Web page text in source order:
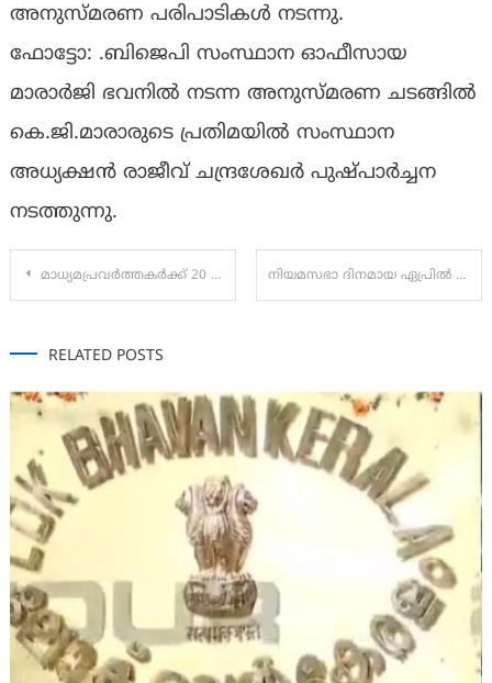
അനുസ്മരണ പരിപാടികൾ നടന്നു.
ഫോട്ടോ: .ബിജെപി സംസ്ഥാന ഓഫീസായ
മാരാർജി ഭവനിൽ നടന്ന അനുസ്മരണ ചടങ്ങിൽ
കെ.ജി.മാരാരുടെ പ്രതിമയിൽ സംസ്ഥാന
അധ്യക്ഷൻ രാജീവ് ചന്ദ്രശേഖർ പുഷ്പാർച്ചന
നടത്തുന്നു.
Post
മാധ്യമപ്രവർത്തകർക്ക് 20 ലക്ഷത്തിന്റെ ഇൻഷുറൻസും സഹകരണ സൊസൈറ്റിയും; ജെ.എം.എ സംഗമത്തിൽ നിർണ്ണായക പ്രഖ്യാപനങ്ങൾ നിയമസഭാ ദിനമായ ഏപ്രില്‍ 27 (തിങ്കളാഴ്ച) രാവിലെ 10.00ന് നിയമസഭാ സമുച്ചയത്തിലെമഹാരഥന്‍മാരുടെ പ്രതിമകളില്‍ സ്പീക്കര്‍ എ. എന്‍. ഷംസീര്‍, പുഷ്പാര്‍ച്ചന നടത്തുന്നതാണ്.
RELATED POSTS